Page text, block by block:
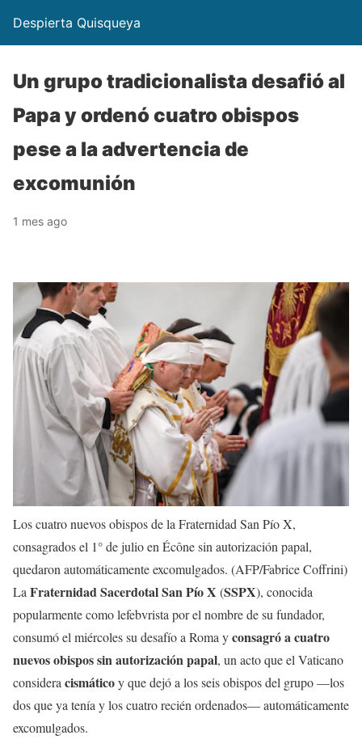
Despierta Quisqueya
Un grupo tradicionalista desafió al
Papa y ordenó cuatro obispos
pese a la advertencia de
excomunión
1 mes ago
Los cuatro nuevos obispos de la Fraternidad San Pío X,
consagrados el 1° de julio en Écône sin autorización papal,
quedaron automáticamente excomulgados. (AFP/Fabrice Coffrini)
LaFraternidad Sacerdotal San Pío X (SSPX), conocida
popularmente como lefebvrista por el nombre de su fundador,
consumó el miércoles su desafío a Roma yconsagró a cuatro
nuevos obispos sin autorización papal, un acto que el Vaticano
consideracismáticoy que dejó a los seis obispos del grupo —los
dos que ya tenía y los cuatro recién ordenados— automáticamente
excomulgados.